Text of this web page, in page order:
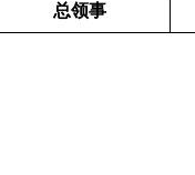
总领事